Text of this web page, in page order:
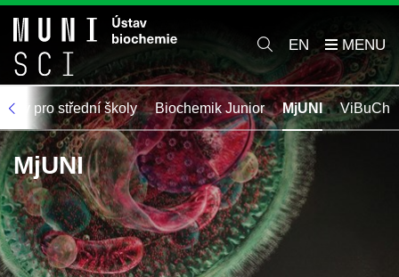
EN
pro střední školy Biochemik Junior MjUNI ViBuCh
MjUNI